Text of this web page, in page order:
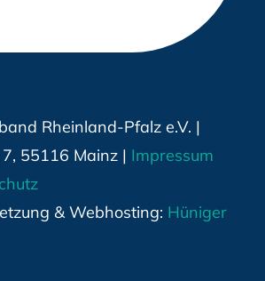
Rheinland-Pfalz e.V. |
55116 Mainz | Impressum
& Webhosting: Hüniger